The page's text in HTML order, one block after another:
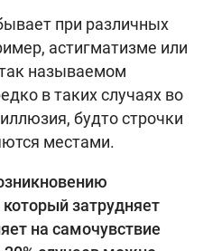
при различных
астигматизме или
называемом
в таких случаях во
будто строчки
местами.
который затрудняет
на самочувствие